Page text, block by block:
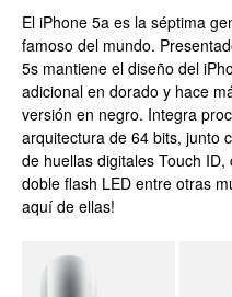
El iPhone 5a es la séptima
famoso del mundo.
5s mantiene el diseño del
adicional en dorado y hace
versión en negro. Integra
arquitectura de 64 bits, junto
de huellas digitales Touch
doble flash LED entre otras
aquí de ellas!